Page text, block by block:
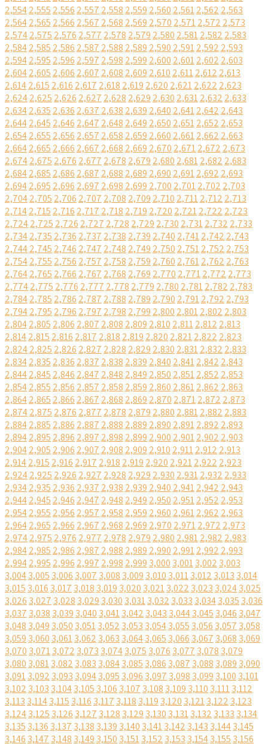
2,5542,555 2,556 2,557 2,558 2,559 2,560 2,5612,562 2,563
2,5642,565 2,566 2,567 2,568 2,569 2,570 2,5712,572 2,573
2,5742,575 2,576 2,577 2,578 2,579 2,580 2,5812,582 2,583
2,5842,585 2,586 2,587 2,588 2,589 2,590 2,5912,592 2,593
2,5942,595 2,596 2,597 2,598 2,599 2,600 2,6012,602 2,603
2,6042,605 2,606 2,607 2,608 2,609 2,610 2,6112,612 2,613
2,6142,615 2,616 2,617 2,618 2,619 2,620 2,6212,622 2,623
2,6242,625 2,626 2,627 2,628 2,629 2,630 2,6312,632 2,633
2,6342,635 2,636 2,637 2,638 2,639 2,640 2,6412,642 2,643
2,6442,645 2,646 2,647 2,648 2,649 2,650 2,6512,652 2,653
2,6542,655 2,656 2,657 2,658 2,659 2,660 2,6612,662 2,663
2,6642,665 2,666 2,667 2,668 2,669 2,670 2,6712,672 2,673
2,6742,675 2,676 2,677 2,678 2,679 2,680 2,6812,682 2,683
2,6842,685 2,686 2,687 2,688 2,689 2,690 2,6912,692 2,693
2,6942,695 2,696 2,697 2,698 2,699 2,700 2,7012,702 2,703
2,7042,705 2,706 2,707 2,708 2,709 2,710 2,7112,712 2,713
2,7142,715 2,716 2,717 2,718 2,719 2,720 2,7212,722 2,723
2,7242,725 2,726 2,727 2,728 2,729 2,730 2,7312,732 2,733
2,7342,735 2,736 2,737 2,738 2,739 2,740 2,7412,742 2,743
2,7442,745 2,746 2,747 2,748 2,749 2,750 2,7512,752 2,753
2,7542,755 2,756 2,757 2,758 2,759 2,760 2,7612,762 2,763
2,7642,765 2,766 2,767 2,768 2,769 2,770 2,7712,772 2,773
2,7742,775 2,776 2,777 2,778 2,779 2,780 2,7812,782 2,783
2,7842,785 2,786 2,787 2,788 2,789 2,790 2,7912,792 2,793
2,7942,795 2,796 2,797 2,798 2,799 2,800 2,8012,802 2,803
2,8042,805 2,806 2,807 2,808 2,809 2,810 2,8112,812 2,813
2,8142,815 2,816 2,817 2,818 2,819 2,820 2,8212,822 2,823
2,8242,825 2,826 2,827 2,828 2,829 2,830 2,8312,832 2,833
2,8342,835 2,836 2,837 2,838 2,839 2,840 2,8412,842 2,843
2,8442,845 2,846 2,847 2,848 2,849 2,850 2,8512,852 2,853
2,8542,855 2,856 2,857 2,858 2,859 2,860 2,8612,862 2,863
2,8642,865 2,866 2,867 2,868 2,869 2,870 2,8712,872 2,873
2,8742,875 2,876 2,877 2,878 2,879 2,880 2,8812,882 2,883
2,8842,885 2,886 2,887 2,888 2,889 2,890 2,8912,892 2,893
2,8942,895 2,896 2,897 2,898 2,899 2,900 2,9012,902 2,903
2,9042,905 2,906 2,907 2,908 2,909 2,910 2,9112,912 2,913
2,9142,915 2,916 2,917 2,918 2,919 2,920 2,9212,922 2,923
2,9242,925 2,926 2,927 2,928 2,929 2,930 2,9312,932 2,933
2,9342,935 2,936 2,937 2,938 2,939 2,940 2,9412,942 2,943
2,9442,945 2,946 2,947 2,948 2,949 2,950 2,9512,952 2,953
2,9542,955 2,956 2,957 2,958 2,959 2,960 2,9612,962 2,963
2,9642,965 2,966 2,967 2,968 2,969 2,970 2,9712,972 2,973
2,9742,975 2,976 2,977 2,978 2,979 2,980 2,9812,982 2,983
2,9842,985 2,986 2,987 2,988 2,989 2,990 2,9912,992 2,993
2,9942,995 2,996 2,997 2,998 2,999 3,000 3,0013,002 3,003
3,0043,005 3,006 3,007 3,008 3,009 3,010 3,0113,012 3,013 3,014
3,015 3,016 3,017 3,018 3,019 3,020 3,0213,022 3,023 3,0243,025
3,026 3,027 3,028 3,029 3,030 3,0313,032 3,033 3,0343,035 3,036
3,037 3,038 3,039 3,040 3,0413,042 3,043 3,0443,045 3,046 3,047
3,048 3,049 3,050 3,0513,052 3,053 3,0543,055 3,056 3,057 3,058
3,059 3,060 3,0613,062 3,063 3,0643,065 3,066 3,067 3,068 3,069
3,070 3,0713,072 3,073 3,0743,075 3,076 3,077 3,078 3,079
3,080 3,0813,082 3,083 3,0843,085 3,086 3,087 3,088 3,089 3,090
3,0913,092 3,093 3,0943,095 3,096 3,097 3,098 3,099 3,100 3,101
3,102 3,103 3,1043,105 3,106 3,107 3,108 3,109 3,110 3,1113,112
3,113 3,1143,115 3,116 3,117 3,118 3,119 3,120 3,1213,122 3,123
3,1243,125 3,126 3,127 3,128 3,129 3,130 3,1313,132 3,133 3,134
3,135 3,136 3,137 3,138 3,139 3,140 3,1413,142 3,143 3,1443,145
3,146 3,147 3,148 3,149 3,150 3,1513,152 3,153 3,1543,155 3,156